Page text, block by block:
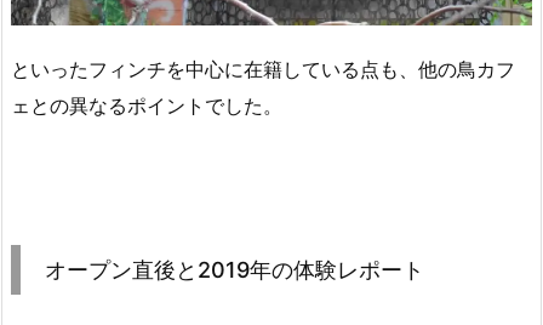
といったフィンチを中心に在籍している点も、他の鳥カフ
ェとの異なるポイントでした。
オープン直後と2019年の体験レポート